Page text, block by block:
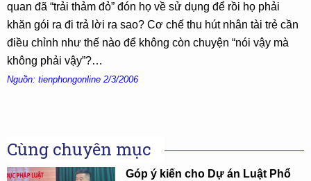
quan đã “trải thảm đỏ” đón họ về sử dụng để rồi họ phải
khăn gói ra đi trả lời ra sao? Cơ chế thu hút nhân tài trẻ cần
điều chỉnh như thế nào để không còn chuyện “nói vậy mà
không phải vậy”?…
Nguồn: tienphongonline 2/3/2006
Cùng chuyên mục
Góp ý kiến cho Dự án Luật Phổ